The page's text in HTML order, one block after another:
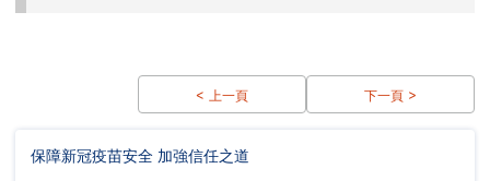
< 上一頁 下一頁 >
保障新冠疫苗安全 加強信任之道